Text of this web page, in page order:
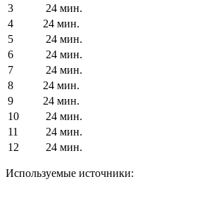
3
24 мин.
4
24 мин.
5
24 мин.
6
24 мин.
7
24 мин.
8
24 мин.
9
24 мин.
10
24 мин.
11
24 мин.
12
24 мин.
Используемые источники: